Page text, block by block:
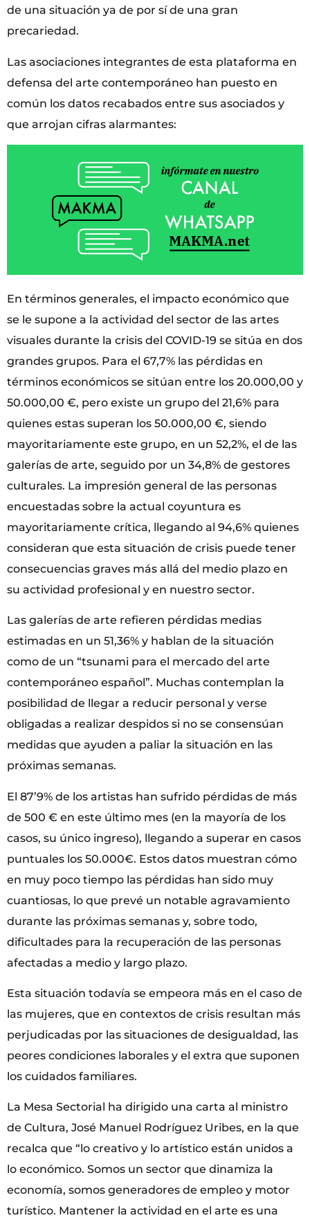
de una situación ya de por sí de una gran
precariedad.
Las asociaciones integrantes de esta plataforma en
defensa del arte contemporáneo han puesto en
común los datos recabados entre sus asociados y
que arrojan cifras alarmantes:
En términos generales, el impacto económico que
se le supone a la actividad del sector de las artes
visuales durante la crisis del COVID-19 se sitúa en dos
grandes grupos. Para el 67,7% las pérdidas en
términos económicos se sitúan entre los 20.000,00 y
50.000,00 €, pero existe un grupo del 21,6% para
quienes estas superan los 50.000,00 €, siendo
mayoritariamente este grupo, en un 52,2%, el de las
galerías de arte, seguido por un 34,8% de gestores
culturales. La impresión general de las personas
encuestadas sobre la actual coyuntura es
mayoritariamente crítica, llegando al 94,6% quienes
consideran que esta situación de crisis puede tener
consecuencias graves más allá del medio plazo en
su actividad profesional y en nuestro sector.
Las galerías de arte refieren pérdidas medias
estimadas en un 51,36% y hablan de la situación
como de un “tsunami para el mercado del arte
contemporáneo español”. Muchas contemplan la
posibilidad de llegar a reducir personal y verse
obligadas a realizar despidos si no se consensúan
medidas que ayuden a paliar la situación en las
próximas semanas.
El 87’9% de los artistas han sufrido pérdidas de más
de 500 € en este último mes (en la mayoría de los
casos, su único ingreso), llegando a superar en casos
puntuales los 50.000€. Estos datos muestran cómo
en muy poco tiempo las pérdidas han sido muy
cuantiosas, lo que prevé un notable agravamiento
durante las próximas semanas y, sobre todo,
dificultades para la recuperación de las personas
afectadas a medio y largo plazo.
Esta situación todavía se empeora más en el caso de
las mujeres, que en contextos de crisis resultan más
perjudicadas por las situaciones de desigualdad, las
peores condiciones laborales y el extra que suponen
los cuidados familiares.
La Mesa Sectorial ha dirigido una carta al ministro
de Cultura, José Manuel Rodríguez Uribes, en la que
recalca que “lo creativo y lo artístico están unidos a
lo económico. Somos un sector que dinamiza la
economía, somos generadores de empleo y motor
turístico. Mantener la actividad en el arte es una